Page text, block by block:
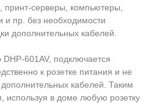
принт-серверы, компьютеры,
и пр. без необходимости
дополнительных кабелей.
DHP-601AV, подключается
к розетке питания и не
дополнительных кабелей. Таким
используя в доме любую розетку